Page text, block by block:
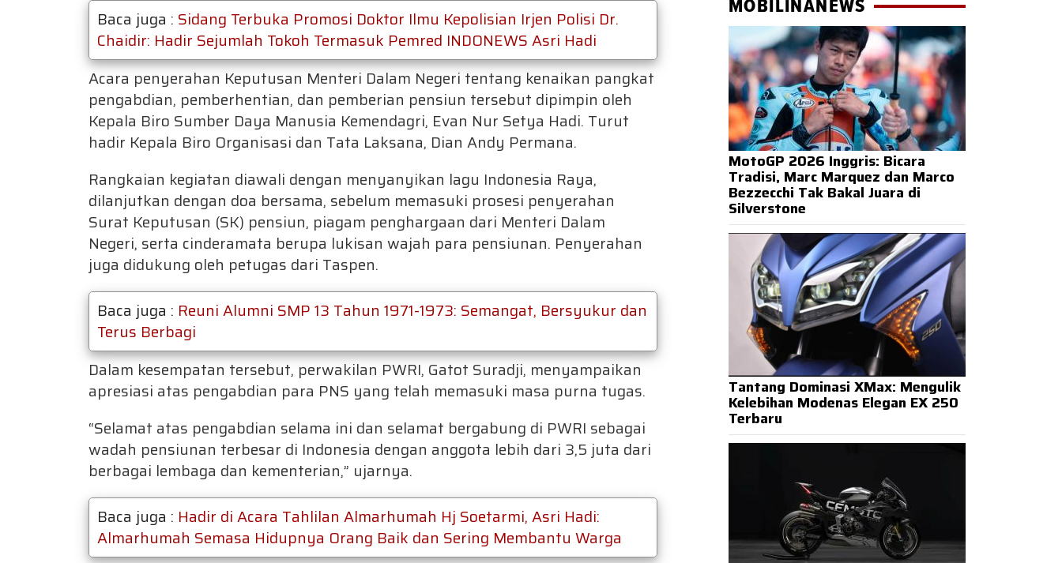
Baca juga : Sidang Terbuka Promosi Doktor Ilmu Kepolisian Irjen Polisi Dr.
Chaidir: Hadir Sejumlah Tokoh Termasuk Pemred INDONEWS Asri Hadi
Acara penyerahan Keputusan Menteri Dalam Negeri tentang kenaikan pangkat
pengabdian, pemberhentian, dan pemberian pensiun tersebut dipimpin oleh
Kepala Biro Sumber Daya Manusia Kemendagri, Evan Nur Setya Hadi. Turut
hadir Kepala Biro Organisasi dan Tata Laksana, Dian Andy Permana.
Rangkaian kegiatan diawali dengan menyanyikan lagu Indonesia Raya,
dilanjutkan dengan doa bersama, sebelum memasuki prosesi penyerahan
Surat Keputusan (SK) pensiun, piagam penghargaan dari Menteri Dalam
Negeri, serta cinderamata berupa lukisan wajah para pensiunan. Penyerahan
juga didukung oleh petugas dari Taspen.
Baca juga : Reuni Alumni SMP 13 Tahun 1971-1973: Semangat, Bersyukur dan
Terus Berbagi
Dalam kesempatan tersebut, perwakilan PWRI, Gatot Suradji, menyampaikan
apresiasi atas pengabdian para PNS yang telah memasuki masa purna tugas.
“Selamat atas pengabdian selama ini dan selamat bergabung di PWRI sebagai
wadah pensiunan terbesar di Indonesia dengan anggota lebih dari 3,5 juta dari
berbagai lembaga dan kementerian,” ujarnya.
Baca juga : Hadir di Acara Tahlilan Almarhumah Hj Soetarmi, Asri Hadi:
Almarhumah Semasa Hidupnya Orang Baik dan Sering Membantu Warga
MOBILINANEWS
MotoGP 2026 Inggris: Bicara
Tradisi, Marc Marquez dan Marco
Bezzecchi Tak Bakal Juara di
Silverstone
Tantang Dominasi XMax: Mengulik
Kelebihan Modenas Elegan EX 250
Terbaru